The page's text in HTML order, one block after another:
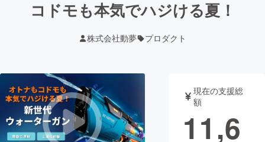
注目の新着プロ
ジェクト
募集終了が近いプ
ロジェクト
アート・写真 音楽
テクノロジー・ガジェット ゲーム・
コドモも本気でハジける夏！
株式会社動夢 プロダクト
現在の支援総
額
11,6